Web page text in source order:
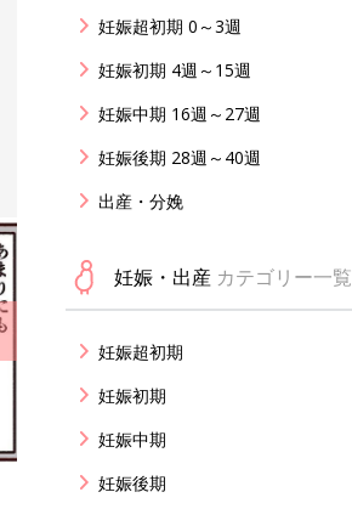
妊娠超初期 0～3週
妊娠初期 4週～15週
妊娠中期 16週～27週
妊娠後期 28週～40週
出産・分娩
妊娠・出産 カテゴリー一覧
妊娠超初期
妊娠初期
妊娠中期
妊娠後期